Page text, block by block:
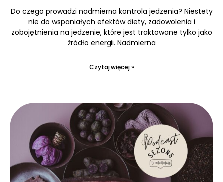
Do czego prowadzi nadmierna kontrola jedzenia? Niestety
nie do wspaniałych efektów diety, zadowolenia i
zobojętnienia na jedzenie, które jest traktowane tylko jako
źródło energii. Nadmierna
Czytaj więcej »